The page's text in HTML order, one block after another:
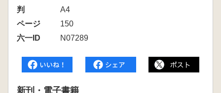
判
A4
ページ
150
六一ID
N07289
新刊・電子書籍